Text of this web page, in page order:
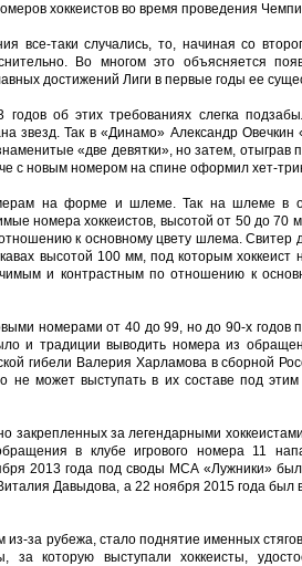
хоккеистов во время проведения
все-таки случались, то, начиная со
Во многом это объясняется
достижений Лиги в первые годы ее
годов об этих требованиях слегка
звезд. Так в «Динамо» Александр
«две девятки», но затем, отыграв
с новым номером на спине оформил хет-
на форме и шлеме. Так на шлеме в
номера хоккеистов, высотой от 50 до 70
к основному цвету шлема. Свитер
высотой 100 мм, под которым хоккеист
и контрастным по отношению к
номерами от 40 до 99, но до 90-х годов
и традиции выводить номера из
гибели Валерия Харламова в сборной
не может выступать в их составе под
закрепленных за легендарными
в клубе игрового номера 11
2013 года под своды МСА «Лужники»
Давыдова, а 22 ноября 2015 года
за рубежа, стало поднятие именных
которую выступали хоккеисты,